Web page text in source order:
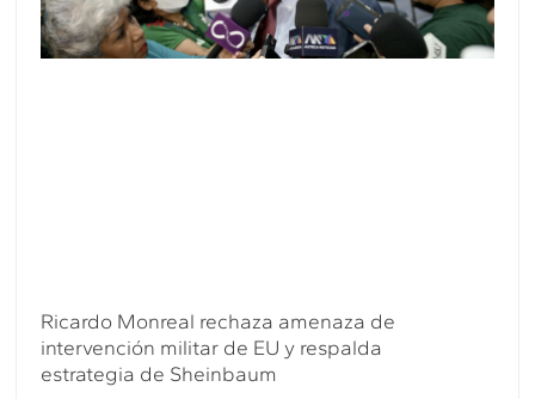
Ricardo Monreal rechaza amenaza de
intervención militar de EU y respalda
estrategia de Sheinbaum